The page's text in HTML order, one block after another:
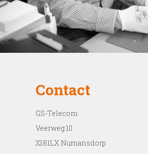
Contact
GS-Telecom
Veerweg 10
3281LX Numansdorp